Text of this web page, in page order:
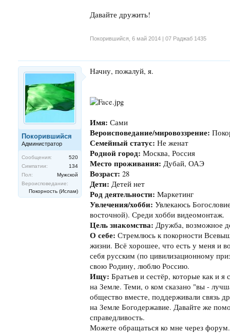
Давайте дружить!
Покорившийся 6 май 2014 | 07 Раджаб 1435
Покорившийся
Администратор
Сообщения:
520
Симпатии:
134
Пол:
Мужской
Вероисповедание:
Покорность (Ислам)
Начну, пожалуй, я.
Имя: Сами
Вероисповедание/мировоззрение:
Семейный статус: Не женат
Родной город: Москва, Россия
Место проживания: Дубай, ОАЭ
Возраст: 28
Дети: Детей нет
Род деятельности: Маркетинг
Увлечения/хобби: Увлекаюсь
восточной). Среди хобби видеомонтаж.
Цель знакомства: Дружба, возможное
О себе: Стремлюсь к покорности
жизни. Всё хорошее, что есть у меня и
себя русским (по цивилизационному
свою Родину, люблю Россию.
Ищу: Братьев и сестёр, которые как и
на Земле. Теми, о ком сказано "вы -
общество вместе, поддерживали связь
на Земле Богодержавие. Давайте же
справедливость.
Можете обращаться ко мне через